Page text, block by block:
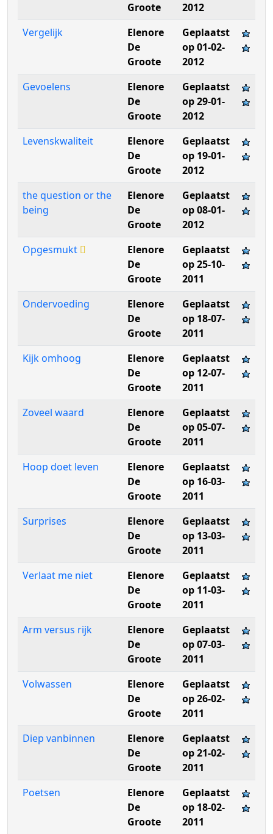
Groote
2012
Vergelijk
Elenore
De
Groote
Geplaatst
op 01-02-
2012
Gevoelens
Elenore
De
Groote
Geplaatst
op 29-01-
2012
Levenskwaliteit
Elenore
De
Groote
Geplaatst
op 19-01-
2012
the question or the
being
Elenore
De
Groote
Geplaatst
op 08-01-
2012
Opgesmukt
Elenore
De
Groote
Geplaatst
op 25-10-
2011
Ondervoeding
Elenore
De
Groote
Geplaatst
op 18-07-
2011
Kijk omhoog
Elenore
De
Groote
Geplaatst
op 12-07-
2011
Zoveel waard
Elenore
De
Groote
Geplaatst
op 05-07-
2011
Hoop doet leven
Elenore
De
Groote
Geplaatst
op 16-03-
2011
Surprises
Elenore
De
Groote
Geplaatst
op 13-03-
2011
Verlaat me niet
Elenore
De
Groote
Geplaatst
op 11-03-
2011
Arm versus rijk
Elenore
De
Groote
Geplaatst
op 07-03-
2011
Volwassen
Elenore
De
Groote
Geplaatst
op 26-02-
2011
Diep vanbinnen
Elenore
De
Groote
Geplaatst
op 21-02-
2011
Poetsen
Elenore
De
Groote
Geplaatst
op 18-02-
2011